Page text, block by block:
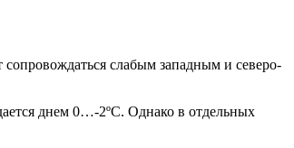
слабым западным и северо-
днем 0…-2ºС. Однако в отдельных